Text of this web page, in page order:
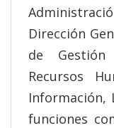
Dirección
de Gestión
Recursos
Información,
funciones